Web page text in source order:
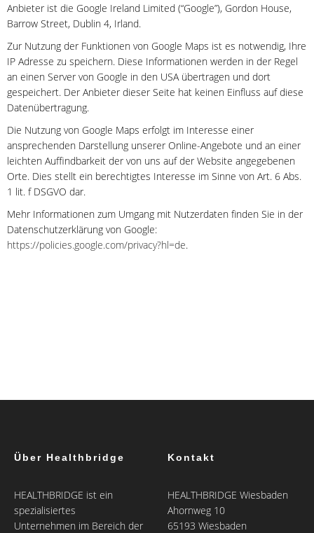
Anbieter ist die Google Ireland Limited (“Google”), Gordon House,
Barrow Street, Dublin 4, Irland.
Zur Nutzung der Funktionen von Google Maps ist es notwendig, Ihre
IP Adresse zu speichern. Diese Informationen werden in der Regel
an einen Server von Google in den USA übertragen und dort
gespeichert. Der Anbieter dieser Seite hat keinen Einfluss auf diese
Datenübertragung.
Die Nutzung von Google Maps erfolgt im Interesse einer
ansprechenden Darstellung unserer Online-Angebote und an einer
leichten Auffindbarkeit der von uns auf der Website angegebenen
Orte. Dies stellt ein berechtigtes Interesse im Sinne von Art. 6 Abs.
1 lit. f DSGVO dar.
Mehr Informationen zum Umgang mit Nutzerdaten finden Sie in der
Datenschutzerklärung von Google:
https://policies.google.com/privacy?hl=de.
Über Healthbridge
HEALTHBRIDGE ist ein
spezialisiertes
Unternehmen im Bereich der
Kontakt
HEALTHBRIDGE Wiesbaden
Ahornweg 10
65193 Wiesbaden